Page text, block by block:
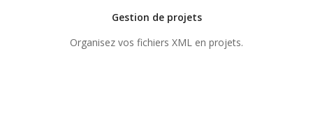
Gestion de projets
Organisez vos fichiers XML en projets.